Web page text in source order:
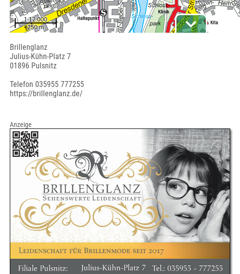
Brillenglanz
Julius-Kühn-Platz 7
01896 Pulsnitz
Telefon 035955 777255
https://brillenglanz.de/
Anzeige